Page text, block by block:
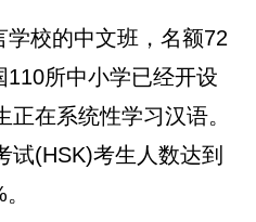
学校的中文班，名额72
所中小学已经开设
在系统性学习汉语。
试(HSK)考生人数达到